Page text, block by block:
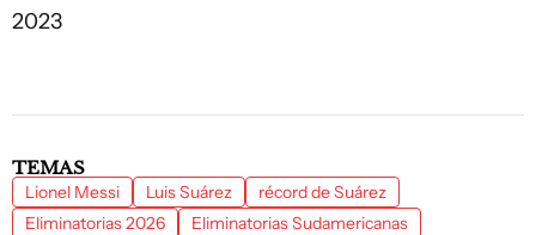
2023
TEMAS
Lionel Messi Luis Suárez
récord de Suárez
Eliminatorias 2026
Eliminatorias Sudamericanas